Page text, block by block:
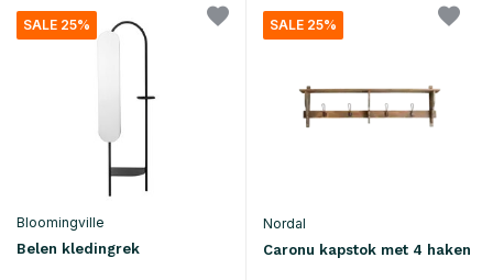
SALE 25%
Bloomingville
Belen kledingrek
SALE 25%
Nordal
Caronu kapstok met 4 haken